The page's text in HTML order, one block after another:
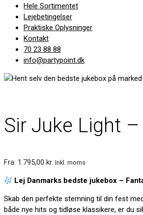
Hele Sortimentet
Lejebetingelser
Praktiske Oplysninger
Kontakt
70 23 88 88
info@partypoint.dk
Sir Juke Light
Fra: 1.795,00 kr. Inkl. moms
Lej Danmarks bedste jukebox –
Skab den perfekte stemning til din fest
både nye hits og tidløse klassikere, er du